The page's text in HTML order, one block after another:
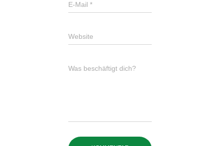
E-Mail *
Website
Was beschäftigt dich?